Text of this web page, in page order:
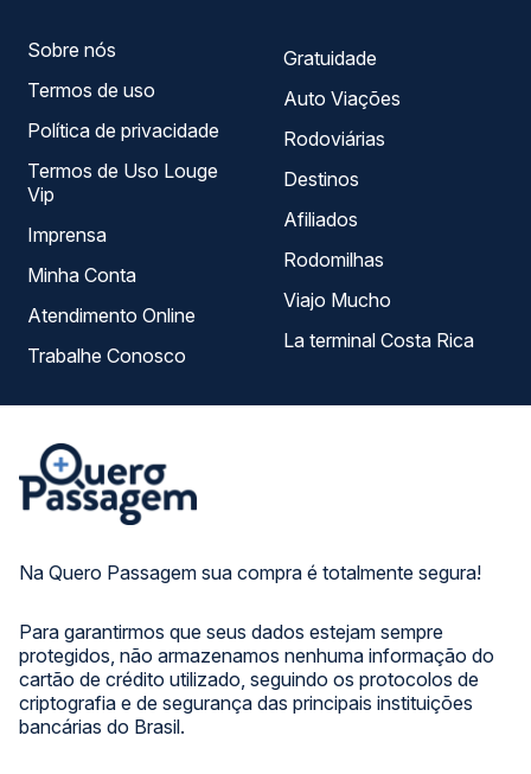
Na Quero Passagem sua compra é totalmente segura!
Para garantirmos que seus dados estejam sempre
protegidos, não armazenamos nenhuma informação do
cartão de crédito utilizado, seguindo os protocolos de
criptografia e de segurança das principais instituições
bancárias do Brasil.
Sobre nós
Termos de uso
Política de privacidade
Termos de Uso Louge
Vip
Imprensa
Minha Conta
Atendimento Online
Trabalhe Conosco
Gratuidade
Auto Viações
Rodoviárias
Destinos
Afiliados
Rodomilhas
Viajo Mucho
La terminal Costa Rica